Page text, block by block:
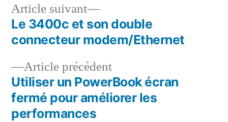
Navigation
l’article
Article précédentArticle
précédent :
Utiliser un PowerBook écran
fermé pour améliorer les
performances
Article suivant
Article
suivant :
Le 3400c et son double
connecteur modem/Ethernet